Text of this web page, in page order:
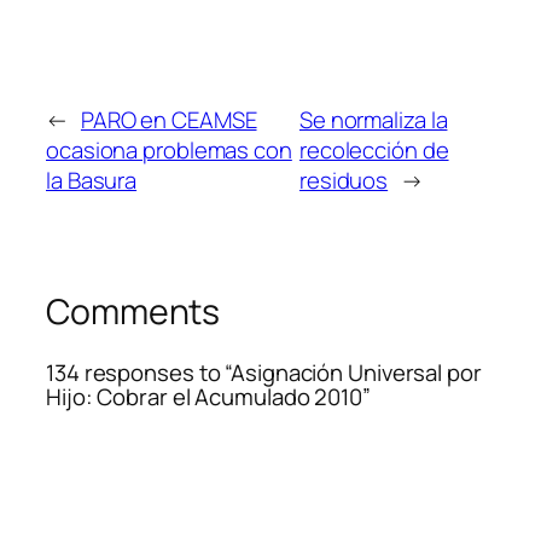
← PARO en CEAMSE
ocasiona problemas con
la Basura
Se normaliza la
recolección de
residuos →
Comments
134 responses to “Asignación Universal por
Hijo: Cobrar el Acumulado 2010”